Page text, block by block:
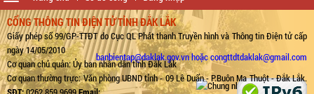
navigation
CỔNG THÔNG TIN ĐIỆN TỬ TỈNH ĐẮK LẮK
Giấy phép số 99/GP-TTĐT do Cục QL Phát thanh Truyền hình và Thông tin Điện tử cấp
ngày 14/05/2010
Cơ quan chủ quản: Ủy ban nhân dân tỉnh Đắk Lắk
Cơ quan thường trực: Văn phòng UBND tỉnh - 09 Lê Duẩn - P.Buôn Ma Thuột - Đắk Lắk.
banbientap@daklak.gov.vn hoặc congttdtdaklak@gmail.com